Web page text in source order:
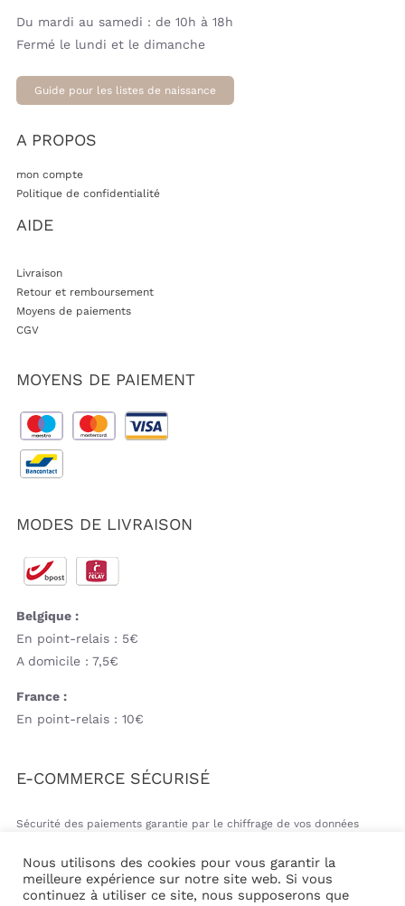
Du mardi au samedi : de 10h à 18h
Fermé le lundi et le dimanche
Guide pour les listes de naissance
A PROPOS
mon compte
Politique de confidentialité
AIDE
Livraison
Retour et remboursement
Moyens de paiements
CGV
MOYENS DE PAIEMENT
MODES DE LIVRAISON
Belgique :
En point-relais : 5€
A domicile : 7,5€
France :
En point-relais : 10€
E-COMMERCE SÉCURISÉ
Sécurité des paiements garantie par le chiffrage de vos données
Nous utilisons des cookies pour vous garantir la
meilleure expérience sur notre site web. Si vous
continuez à utiliser ce site, nous supposerons que